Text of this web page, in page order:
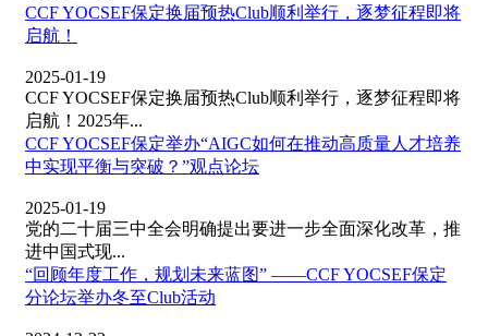
CCF YOCSEF保定换届预热Club顺利举行，逐梦征程即将
启航！
2025-01-19
CCF YOCSEF保定换届预热Club顺利举行，逐梦征程即将
启航！2025年...
CCF YOCSEF保定举办“AIGC如何在推动高质量人才培养
中实现平衡与突破？”观点论坛
2025-01-19
党的二十届三中全会明确提出要进一步全面深化改革，推
进中国式现...
“回顾年度工作，规划未来蓝图” ——CCF YOCSEF保定
分论坛举办冬至Club活动